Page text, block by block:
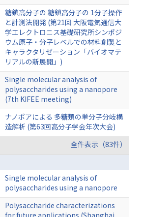
糖鎖高分子の 糖鎖高分子の 1分子操作
と計測法開発 (第21回 大阪電気通信大
学エレクトロニス基礎研究所シンポジ
ウム原子・分子レベルでの材料創製と
キャラクタリゼーション「バイオマテ
リアルの新展開」)
Single molecular analysis of
polysaccharides using a nanopore
(7th KIFEE meeting)
ナノポアによる 多糖類の単分子分岐構
造解析 (第63回高分子学会年次大会)
全件表示（83件）
Single molecular analysis of
polysaccharides using a nanopore
Polysaccharide characterizations
for future applications (Shanghai,